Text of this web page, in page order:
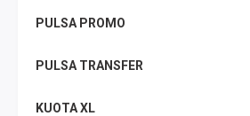
PULSA PROMO
PULSA TRANSFER
KUOTA XL